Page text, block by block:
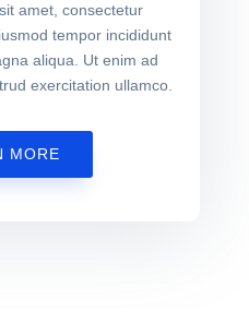
amet, consectetur
tempor incididunt
aliqua. Ut enim ad
exercitation ullamco.
MORE